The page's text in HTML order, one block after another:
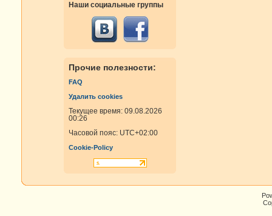
Наши социальные группы
Прочие полезности:
FAQ
Удалить cookies
Текущее время: 09.08.2026
00:26
Часовой пояс: UTC+02:00
Cookie-Policy